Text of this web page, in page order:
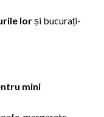
lorși bucurați-
mini